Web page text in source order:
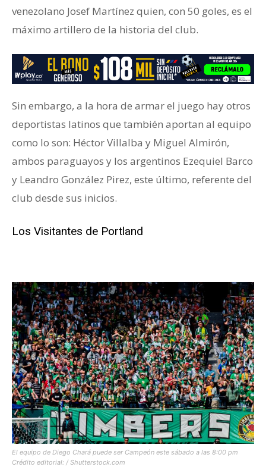
venezolano Josef Martínez quien, con 50 goles, es el
máximo artillero de la historia del club.
Sin embargo, a la hora de armar el juego hay otros
deportistas latinos que también aportan al equipo
como lo son: Héctor Villalba y Miguel Almirón,
ambos paraguayos y los argentinos Ezequiel Barco
y Leandro González Pirez, este último, referente del
club desde sus inicios.
Los Visitantes de Portland
El equipo de Diego Chará puede ser Campeón este sábado a las 8:00 pm
Crédito editorial: / Shutterstock.com